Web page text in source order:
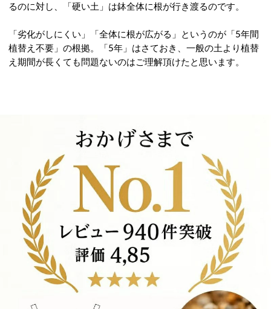
るのに対し、「硬い土」は鉢全体に根が行き渡るのです。
「劣化がしにくい」「全体に根が広がる」というのが「5年間
植替え不要」の根拠。「5年」はさておき、一般の土より植替
え期間が長くても問題ないのはご理解頂けたと思います。